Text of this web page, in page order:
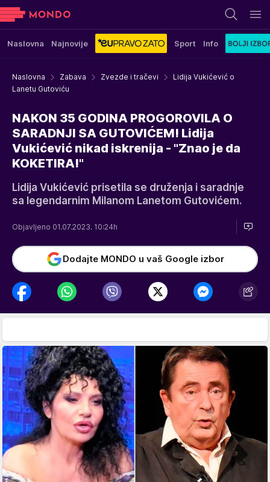
Naslovna Najnovije Sport Info
Naslovna Zabava Zvezde i tračevi
Lidija Vukićević o
Lanetu Gutoviću
NAKON 35 GODINA PROGOROVILA O
SARADNJI SA GUTOVIĆEM! Lidija
Vukićević nikad iskrenija - "Znao je da
KOKETIRA!"
Lidija Vukićević prisetila se druženja i saradnje
sa legendarnim Milanom Lanetom Gutovićem.
Objavljeno 01.07.2023. 10:24h
Dodajte MONDO u vaš Google izbor